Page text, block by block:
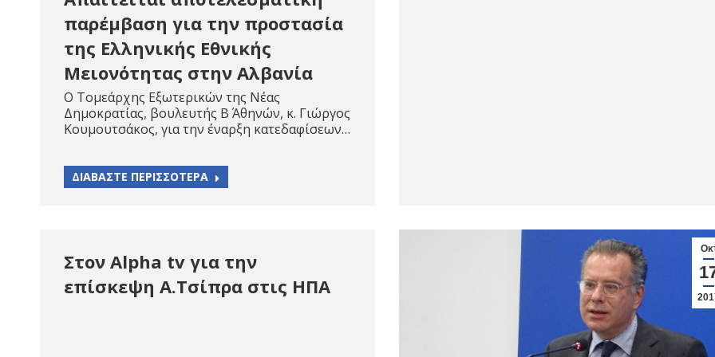
παρέμβαση για την προστασία
της Ελληνικής Εθνικής
Μειονότητας στην Αλβανία
Ο Τομεάρχης Εξωτερικών της Νέας
Δημοκρατίας, βουλευτής Β΄ Αθηνών, κ. Γιώργος
Κουμουτσάκος, για την έναρξη κατεδαφίσεων…
ΔΙΑΒΑΣΤΕ ΠΕΡΙΣΣΟΤΕΡΑ
Στον Alpha tv για την
επίσκεψη Α.Τσίπρα στις ΗΠΑ